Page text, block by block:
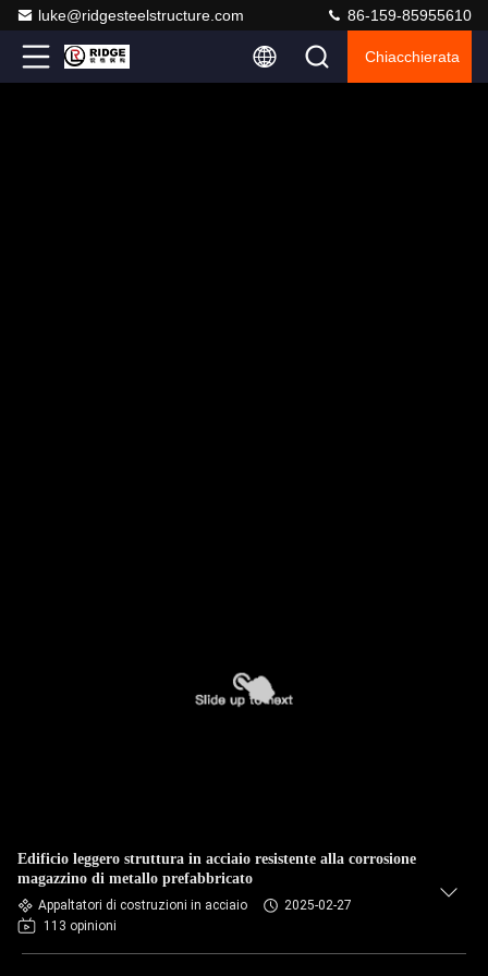
luke@ridgesteelstructure.com 86-159-85955610
Chiacchierata
Edificio leggero struttura in acciaio resistente alla corrosione
magazzino di metallo prefabbricato
Appaltatori di costruzioni in acciaio
2025-02-27
113 opinioni